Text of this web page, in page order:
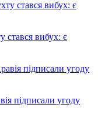
стався вибух: є
підписали угоду